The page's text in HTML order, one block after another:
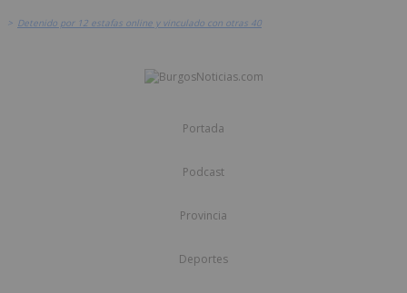
> Detenido por 12 estafas online y vinculado con otras 40
Portada
Podcast
Provincia
Deportes